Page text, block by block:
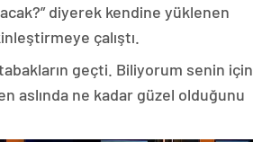
diyerek kendine yüklenen
çalıştı.
geçti. Biliyorum senin için
aslında ne kadar güzel olduğunu